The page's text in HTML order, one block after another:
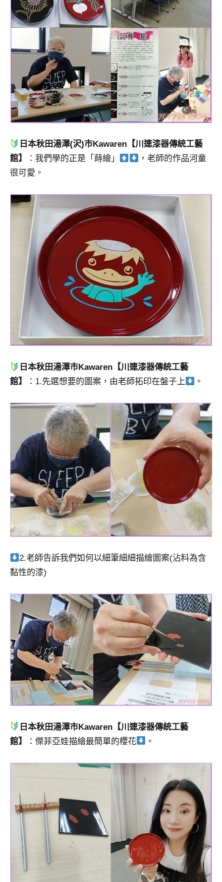
日本秋田湯澤(沢)市Kawaren【川連漆器傳統工藝
館】
：我們學的正是「蒔繪」
，老師的作品河童
很可愛。
日本秋田湯澤市Kawaren【川連漆器傳統工藝
館】
：1.先選想要的圖案，由老師拓印在盤子上 。
2.老師告訴我們如何以細筆細細描繪圖案(沾料為含
黏性的漆)
日本秋田湯澤市Kawaren【川連漆器傳統工藝
館】
：傑菲亞娃描繪最簡單的櫻花 。